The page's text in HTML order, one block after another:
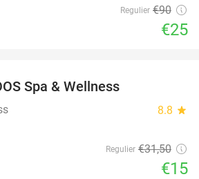
Regulier €90
€25
Spa & Wellness
8.8 star
Regulier €31,50
€15